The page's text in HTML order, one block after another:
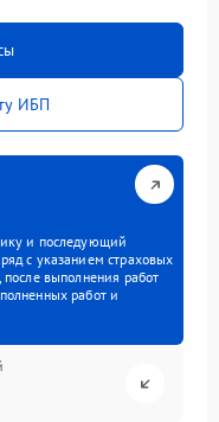
ИБП
и последующий
с указанием страховых
после выполнения работ
работ и